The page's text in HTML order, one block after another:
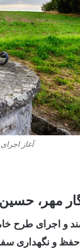
آغاز
مهر،
و اجرای طرح
و نگهداری